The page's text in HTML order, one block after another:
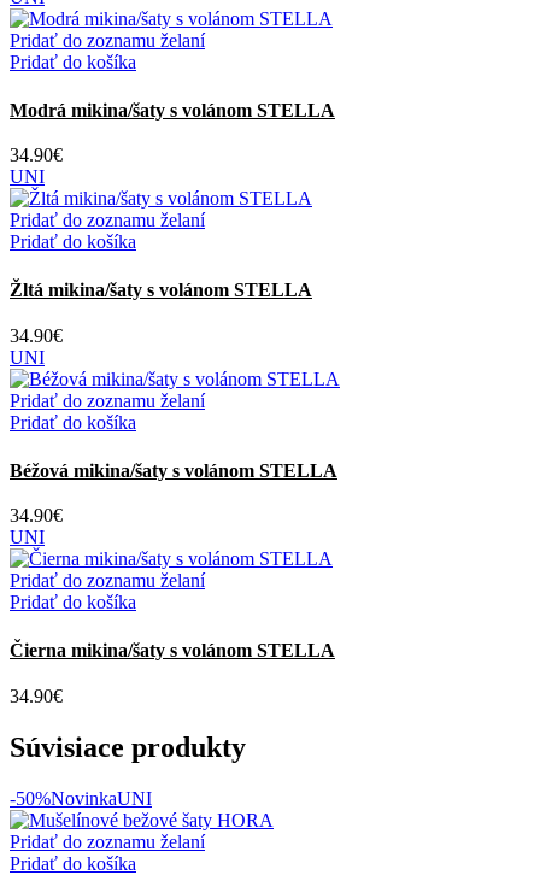
Pridať do zoznamu želaní
Pridať do košíka
Modrá mikina/šaty s volánom STELLA
34.90€
UNI
Pridať do zoznamu želaní
Pridať do košíka
Žltá mikina/šaty s volánom STELLA
34.90€
UNI
Pridať do zoznamu želaní
Pridať do košíka
Béžová mikina/šaty s volánom STELLA
34.90€
UNI
Pridať do zoznamu želaní
Pridať do košíka
Čierna mikina/šaty s volánom STELLA
34.90€
Súvisiace produkty
-50%NovinkaUNI
Pridať do zoznamu želaní
Pridať do košíka